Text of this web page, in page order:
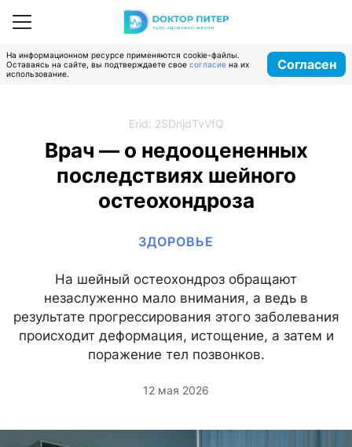
На информационном ресурсе применяются cookie-файлы.
Оставаясь на сайте, вы подтверждаете свое согласие на их
использование.
Согласен
Erid: 2SDnjdTvVfQ
Врач — о недооцененных
последствиях шейного
остеохондроза
ЗДОРОВЬЕ
На шейный остеохондроз обращают
незаслуженно мало внимания, а ведь в
результате прогрессирования этого заболевания
происходит деформация, истощение, а затем и
поражение тел позвонков.
12 мая 2026